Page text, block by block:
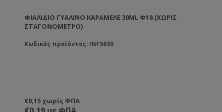
ΦΙΆΛΙΔΙΟ ΓΥΆΛΙΝΟ ΚΑΡΑΜΕΛΈ 30ML Φ18 (ΧΩΡΊΣ
ΣΤΑΓΟΝΌΜΕΤΡΟ)
Κωδικός προϊόντος: INF5630
€0,15 χωρίς ΦΠΑ